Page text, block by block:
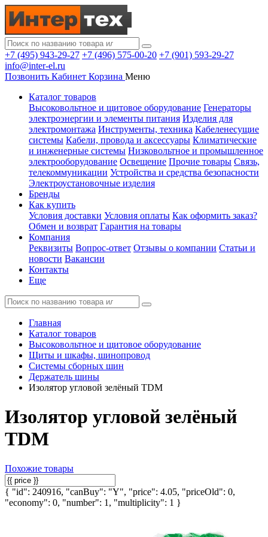
+7 (495) 943-29-27 +7 (496) 575-00-20 +7 (901) 593-29-27
info@inter-el.ru
Позвонить Кабинет Корзина Меню
Каталог товаров
Высоковольтное и щитовое оборудование Генераторы
электроэнергии и элементы питания Изделия для
электромонтажа Инструменты, техника Кабеленесущие
системы Кабели, провода и аксессуары Климатические
и инженерные системы Низковольтное и промышленное
электрооборудование Освещение Прочие товары Связь,
телекоммуникации Устройства и средства безопасности
Электроустановочные изделия
Бренды
Как купить
Условия доставки Условия оплаты Как оформить заказ?
Обмен и возврат Гарантия на товары
Компания
Реквизиты Вопрос-ответ Отзывы о компании Статьи и
новости Вакансии
Контакты
Еще
Главная
Каталог товаров
Высоковольтное и щитовое оборудование
Щиты и шкафы, шинопровод
Системы сборных шин
Держатель шины
Изолятор угловой зелёный TDM
Изолятор угловой зелёный
TDM
Похожие товары
{ "id": 240916, "canBuy": "Y", "price": 4.05, "priceOld": 0,
"economy": 0, "number": 1, "multiplicity": 1 }